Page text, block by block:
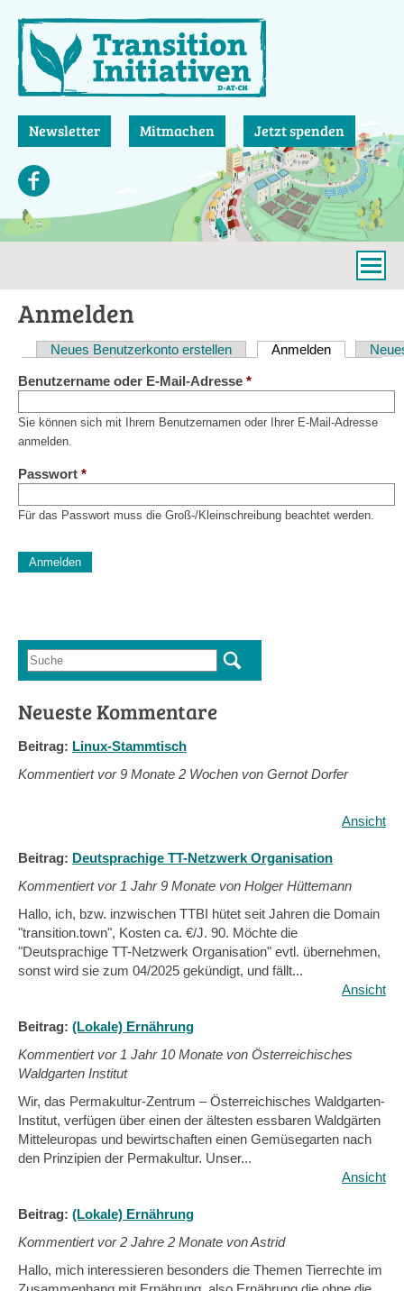
zum
Inhalt
Newsletter Mitmachen Jetzt spenden
Anmelden
Haupt-
Reiter
Neues Benutzerkonto erstellen Anmelden(aktiver
Benutzername oder E-Mail-Adresse *
Sie können sich mit Ihrem Benutzernamen oder Ihrer E-Mail-Adresse
anmelden.
Passwort *
Für das Passwort muss die Groß-/Kleinschreibung beachtet werden.
Diese Sicherheitsfrage überprüft, ob Sie ein menschlicher
Suchformular
Suche
Neueste Kommentare
Beitrag: Linux-Stammtisch
Kommentiert vor9 Monate 2 Wochen von Gernot Dorfer
Ansicht
Beitrag: Deutsprachige TT-Netzwerk Organisation
Kommentiert vor 1 Jahr 9 Monate von Holger Hüttemann
Hallo, ich, bzw. inzwischen TTBI hütet seit Jahren die Domain
"transition.town", Kosten ca. €/J. 90. Möchte die
"Deutsprachige TT-Netzwerk Organisation" evtl. übernehmen,
sonst wird sie zum 04/2025 gekündigt, und fällt...
Ansicht
Beitrag: (Lokale) Ernährung
Kommentiert vor 1 Jahr 10 Monate von Österreichisches
Waldgarten Institut
Wir, das Permakultur-Zentrum – Österreichisches Waldgarten-
Institut, verfügen über einen der ältesten essbaren Waldgärten
Mitteleuropas und bewirtschaften einen Gemüsegarten nach
den Prinzipien der Permakultur. Unser...
Ansicht
Beitrag: (Lokale) Ernährung
Kommentiert vor2 Jahre 2 Monate von Astrid
Hallo, mich interessieren besonders die Themen Tierrechte im